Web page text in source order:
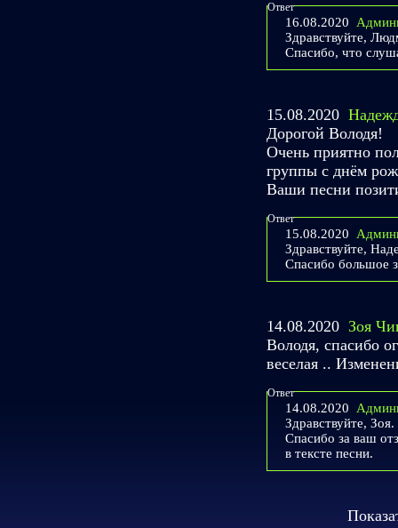
Ответ
16.08.2020
Здравствуйте,
Спасибо, что
15.08.2020
Дорогой Володя!
Очень приятно
группы с днём
Ваши песни
Ответ
15.08.2020
Здравствуйте,
Спасибо большое
14.08.2020 Зоя
Володя, спасибо
веселая ..
Ответ
14.08.2020
Здравствуйте, Зоя.
Спасибо за ваш
в тексте песни.